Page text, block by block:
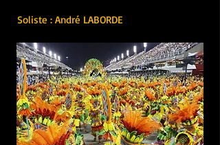
Soliste : André LABORDE